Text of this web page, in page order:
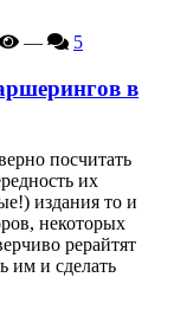
— 5
в
посчитать
их
издания то и
некоторых
рерайтят
им и сделать